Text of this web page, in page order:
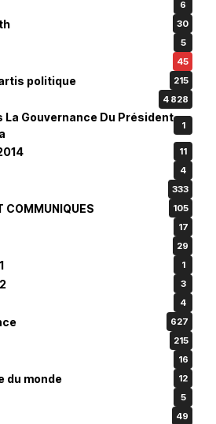
6
30
5
45
politique 215
4 828
La Gouvernance Du Président
1
11
4
333
COMMUNIQUES 105
17
29
1
3
4
627
215
16
du monde 12
5
49